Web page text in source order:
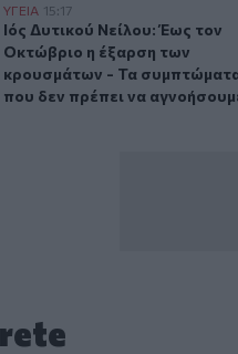
Έως τον Οκτώβριο η
ΥΓΕΙΑ 15:17
Ιός Δυτικού Νείλου: Έως
Ιός Δυτικού Νείλου: Έως τον
Οκτώβριο η έξαρση των
κρουσμάτων - Τα
που δεν πρέπει να